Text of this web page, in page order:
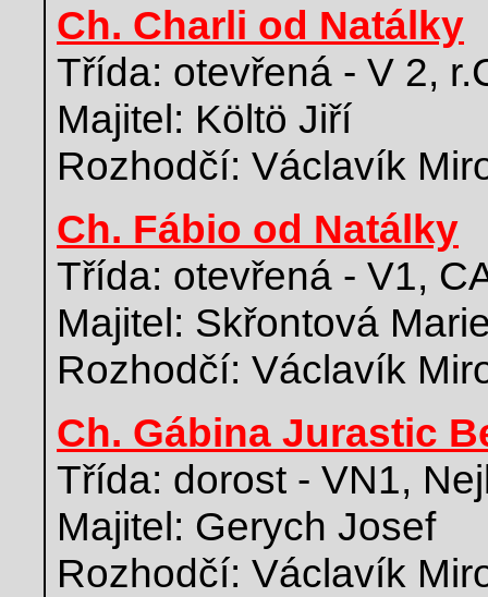
Ch. Charli od Natálky
Třída: otevřená - V 2,
Majitel: Költö Jiří
Rozhodčí: Václavík
Ch. Fábio od Natálky
Třída: otevřená - V1,
Majitel: Skřontová
Rozhodčí: Václavík
Ch. Gábina Jurastic
Třída: dorost - VN1,
Majitel: Gerych Josef
Rozhodčí: Václavík